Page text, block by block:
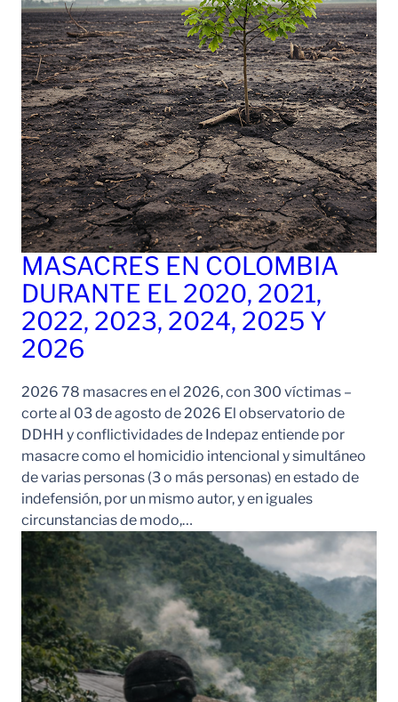
MASACRES EN COLOMBIA
DURANTE EL 2020, 2021,
2022, 2023, 2024, 2025 Y
2026
2026 78 masacres en el 2026, con 300 víctimas –
corte al 03 de agosto de 2026 El observatorio de
DDHH y conflictividades de Indepaz entiende por
masacre como el homicidio intencional y simultáneo
de varias personas (3 o más personas) en estado de
indefensión, por un mismo autor, y en iguales
circunstancias de modo,…